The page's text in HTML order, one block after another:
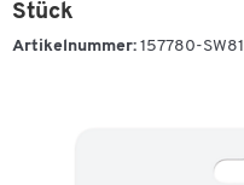
Stück
Artikelnummer: 157780-SW81